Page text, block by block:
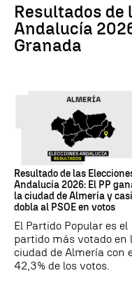
Resultados de
Andalucía
Granada
Resultado de las
Andalucía 2026: El PP
la ciudad de Almería y casi
dobla al PSOE en votos
El Partido Popular es el
partido más votado en
ciudad de Almería con
42,3% de los votos.